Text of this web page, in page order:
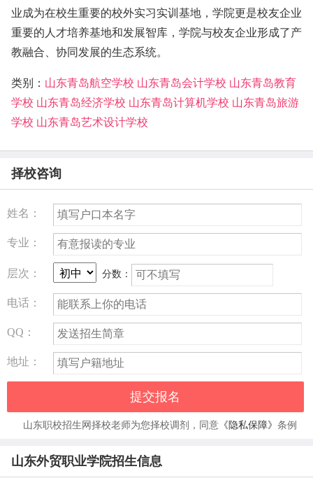
业成为在校生重要的校外实习实训基地，学院更是校友企业
重要的人才培养基地和发展智库，学院与校友企业形成了产
教融合、协同发展的生态系统。
类别： 山东青岛航空学校 山东青岛会计学校 山东青岛教育
学校 山东青岛经济学校 山东青岛计算机学校 山东青岛旅游
学校 山东青岛艺术设计学校
择校咨询
姓名：
专业：
层次： 分数：
电话：
QQ：
地址：
提交报名
山东职校招生网择校老师为您择校调剂，同意 《隐私保障》 条例
山东外贸职业学院招生信息